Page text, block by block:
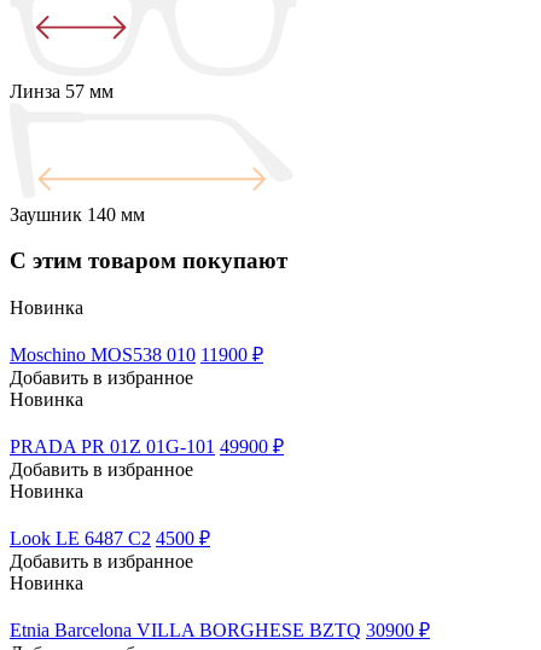
Линза 57 мм
Заушник 140 мм
С этим товаром покупают
Новинка
Moschino MOS538 010 11900 ₽
Добавить в избранное
Новинка
PRADA PR 01Z 01G-101 49900 ₽
Добавить в избранное
Новинка
Look LE 6487 C2 4500 ₽
Добавить в избранное
Новинка
Etnia Barcelona VILLA BORGHESE BZTQ 30900 ₽